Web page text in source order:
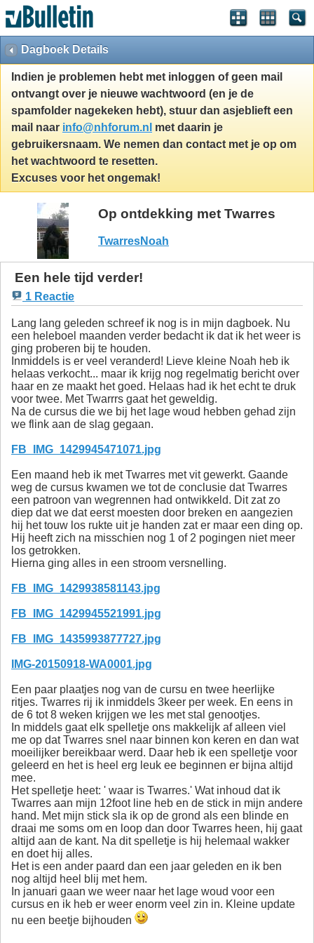
Dagboek Details
Indien je problemen hebt met inloggen of geen mail
ontvangt over je nieuwe wachtwoord (en je de
spamfolder nagekeken hebt), stuur dan asjeblieft een
mail naar info@nhforum.nl met daarin je
gebruikersnaam. We nemen dan contact met je op om
het wachtwoord te resetten.
Excuses voor het ongemak!
Op ontdekking met Twarres
TwarresNoah
Een hele tijd verder!
1 Reactie
Lang lang geleden schreef ik nog is in mijn dagboek. Nu
een heleboel maanden verder bedacht ik dat ik het weer is
ging proberen bij te houden.
Inmiddels is er veel veranderd! Lieve kleine Noah heb ik
helaas verkocht... maar ik krijg nog regelmatig bericht over
haar en ze maakt het goed. Helaas had ik het echt te druk
voor twee. Met Twarrrs gaat het geweldig.
Na de cursus die we bij het lage woud hebben gehad zijn
we flink aan de slag gegaan.
FB_IMG_1429945471071.jpg
Een maand heb ik met Twarres met vit gewerkt. Gaande
weg de cursus kwamen we tot de conclusie dat Twarres
een patroon van wegrennen had ontwikkeld. Dit zat zo
diep dat we dat eerst moesten door breken en aangezien
hij het touw los rukte uit je handen zat er maar een ding op.
Hij heeft zich na misschien nog 1 of 2 pogingen niet meer
los getrokken.
Hierna ging alles in een stroom versnelling.
FB_IMG_1429938581143.jpg
FB_IMG_1429945521991.jpg
FB_IMG_1435993877727.jpg
IMG-20150918-WA0001.jpg
Een paar plaatjes nog van de cursu en twee heerlijke
ritjes. Twarres rij ik inmiddels 3keer per week. En eens in
de 6 tot 8 weken krijgen we les met stal genootjes.
In middels gaat elk spelletje ons makkelijk af alleen viel
me op dat Twarres snel naar binnen kon keren en dan wat
moeilijker bereikbaar werd. Daar heb ik een spelletje voor
geleerd en het is heel erg leuk ee beginnen er bijna altijd
mee.
Het spelletje heet: ' waar is Twarres.' Wat inhoud dat ik
Twarres aan mijn 12foot line heb en de stick in mijn andere
hand. Met mijn stick sla ik op de grond als een blinde en
draai me soms om en loop dan door Twarres heen, hij gaat
altijd aan de kant. Na dit spelletje is hij helemaal wakker
en doet hij alles.
Het is een ander paard dan een jaar geleden en ik ben
nog altijd heel blij met hem.
In januari gaan we weer naar het lage woud voor een
cursus en ik heb er weer enorm veel zin in. Kleine update
nu een beetje bijhouden